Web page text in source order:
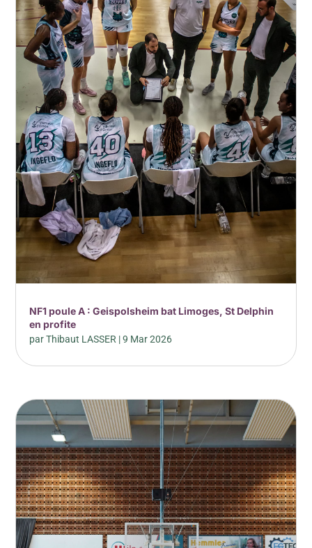
NF1 poule A : Geispolsheim bat Limoges, St Delphin
en profite
parThibaut LASSER |9 Mar 2026